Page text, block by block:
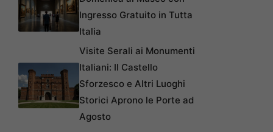
Ingresso Gratuito in Tutta
Italia
Visite Serali ai Monumenti
Italiani: Il Castello
Sforzesco e Altri Luoghi
Storici Aprono le Porte ad
Agosto